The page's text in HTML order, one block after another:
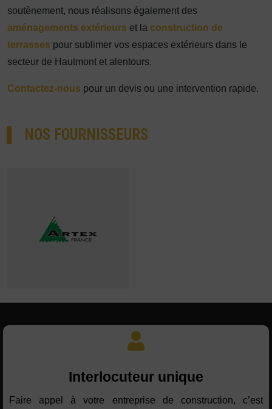
soutènement, nous réalisons également des
aménagements extérieurs et la construction de
terrasses pour sublimer vos espaces extérieurs dans le
secteur de Hautmont et alentours.
Contactez-nous pour un devis ou une intervention rapide.
NOS FOURNISSEURS
Interlocuteur unique
Faire appel à votre entreprise de construction, c’est